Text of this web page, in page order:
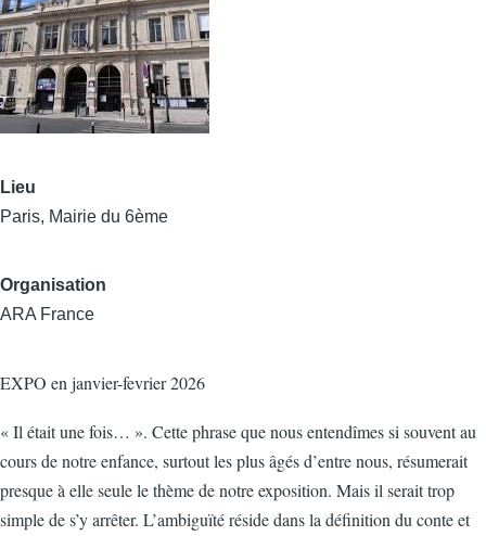
Lieu
Paris, Mairie du 6ème
Organisation
ARA France
EXPO en janvier-fevrier 2026
« Il était une fois… ». Cette phrase que nous entendîmes si souvent au
cours de notre enfance, surtout les plus âgés d’entre nous, résumerait
presque à elle seule le thème de notre exposition. Mais il serait trop
simple de s’y arrêter. L’ambiguïté réside dans la définition du conte et